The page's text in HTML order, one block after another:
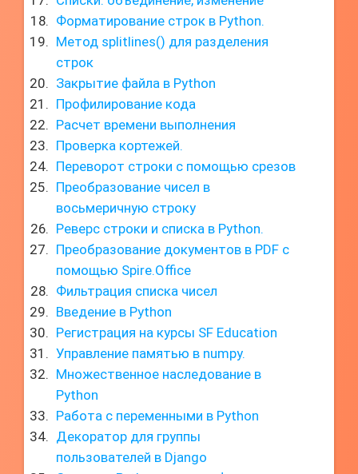
Форматирование строк в Python.
Метод splitlines() для разделения
строк
Закрытие файла в Python
Профилирование кода
Расчет времени выполнения
Проверка кортежей.
Переворот строки с помощью срезов
Преобразование чисел в
восьмеричную строку
Реверс строки и списка в Python.
Преобразование документов в PDF с
помощью Spire.Office
Фильтрация списка чисел
Введение в Python
Регистрация на курсы SF Education
Управление памятью в numpy.
Множественное наследование в
Python
Работа с переменными в Python
Декоратор для группы
пользователей в Django